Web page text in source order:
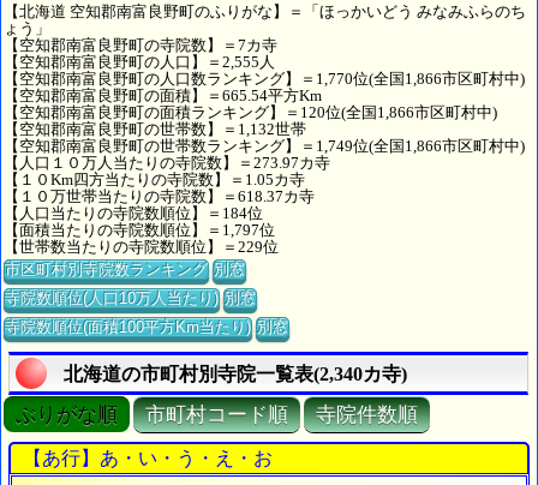
【北海道 空知郡南富良野町のふりがな】＝「ほっかいどう みなみふらのち
ょう」
【空知郡南富良野町の寺院数】＝7カ寺
【空知郡南富良野町の人口】＝2,555人
【空知郡南富良野町の人口数ランキング】＝1,770位(全国1,866市区町村中)
【空知郡南富良野町の面積】＝665.54平方Km
【空知郡南富良野町の面積ランキング】＝120位(全国1,866市区町村中)
【空知郡南富良野町の世帯数】＝1,132世帯
【空知郡南富良野町の世帯数ランキング】＝1,749位(全国1,866市区町村中)
【人口１０万人当たりの寺院数】＝273.97カ寺
【１０Km四方当たりの寺院数】＝1.05カ寺
【１０万世帯当たりの寺院数】＝618.37カ寺
【人口当たりの寺院数順位】＝184位
【面積当たりの寺院数順位】＝1,797位
【世帯数当たりの寺院数順位】＝229位
市区町村別寺院数ランキング 別窓
寺院数順位(人口10万人当たり) 別窓
寺院数順位(面積100平方Km当たり) 別窓
北海道の市町村別寺院一覧表(2,340カ寺)
ぶりがな順 市町村コード順 寺院件数順
【あ行】あ・い・う・え・お